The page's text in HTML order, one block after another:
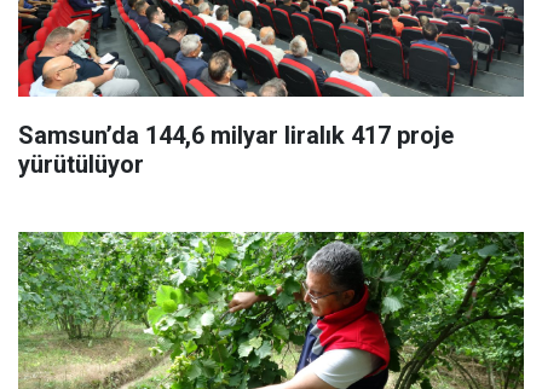
Samsun’da 144,6 milyar liralık 417 proje
yürütülüyor